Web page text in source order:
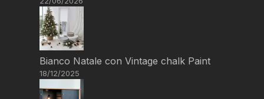
Bianco Natale con Vintage chalk Paint
18/12/2025